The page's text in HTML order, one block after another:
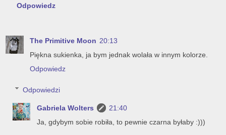
Odpowiedz
The Primitive Moon 20:13
Piękna sukienka, ja bym jednak wolała w innym kolorze.
Odpowiedz
Odpowiedzi
Gabriela Wolters
21:40
Ja, gdybym sobie robiła, to pewnie czarna byłaby :)))